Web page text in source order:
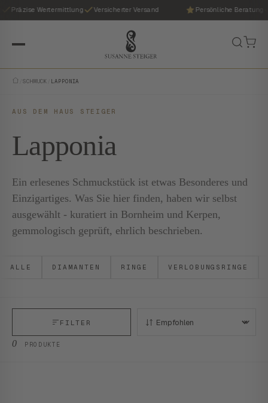
Präzise Wertermittlung Versicherter Versand Persönliche Beratung
SCHMUCK LAPPONIA
AUS DEM HAUS STEIGER
Lapponia
Ein erlesenes Schmuckstück ist etwas Besonderes und
Einzigartiges. Was Sie hier finden, haben wir selbst
ausgewählt - kuratiert in Bornheim und Kerpen,
gemmologisch geprüft, ehrlich beschrieben.
ALLE DIAMANTEN RINGE VERLOBUNGSRINGE
0 PRODUKTE
FILTER SORTIEREN: